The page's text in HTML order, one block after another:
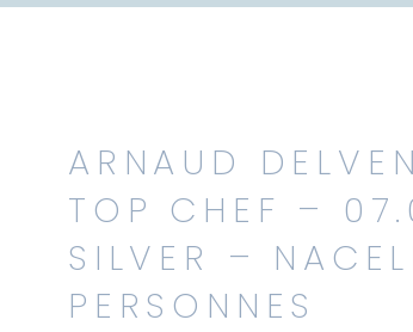
ARNAUD
TOP CHEF –
SILVER –
PERSONNES